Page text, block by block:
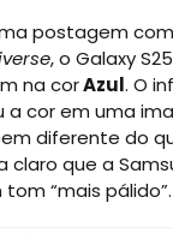
postagem
, o Galaxy
na corAzul. O
cor em uma
diferente do
claro que a
“mais pálido”.